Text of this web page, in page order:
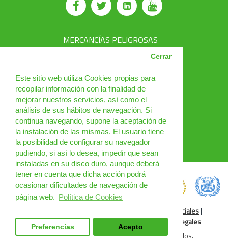
Este sitio web utiliza Cookies propias para
recopilar información con la finalidad de
mejorar nuestros servicios, así como el
análisis de sus hábitos de navegación. Si
continua navegando, supone la aceptación de
la instalación de las mismas. El usuario tiene
la posibilidad de configurar su navegador
pudiendo, si así lo desea, impedir que sean
instaladas en su disco duro, aunque deberá
tener en cuenta que dicha acción podrá
ocasionar dificultades de navegación de
página web. Política de Cookies
Cerrar
Preferencias Acepto
MERCANCÍAS PELIGROSAS
PRODUCTOS
CURSOS
NOTICIAS
¿QUIÉNES SOMOS?
CONTACTO
Redes Sociales|
Condiciones Generales
Cursos Online
Cláusulas legales
DGM Spain 2025 © Todos los derechos reservados.